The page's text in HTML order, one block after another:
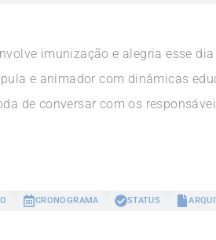
imunização e alegria esse
e animador com dinâmicas
de conversar com os
CRONOGRAMA STATUS